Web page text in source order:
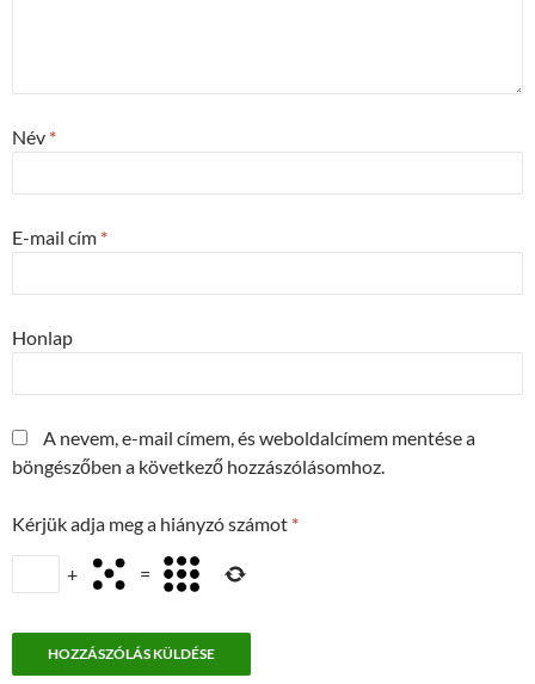
Név *
E-mail cím *
Honlap
A nevem, e-mail címem, és weboldalcímem mentése a
böngészőben a következő hozzászólásomhoz.
Kérjük adja meg a hiányzó számot *
+ =